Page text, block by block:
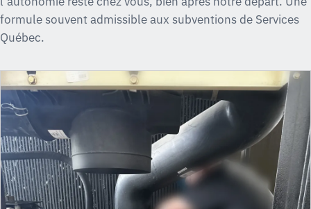
formule souvent admissible aux subventions de Services
Québec.